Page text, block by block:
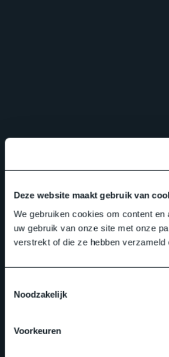
Deze website maakt gebruik van
We gebruiken cookies om content
uw gebruik van onze site met onze
verstrekt of die ze hebben
Noodzakelijk
Voorkeuren